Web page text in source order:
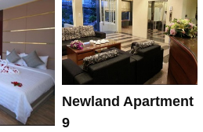
Newland Apartment
9